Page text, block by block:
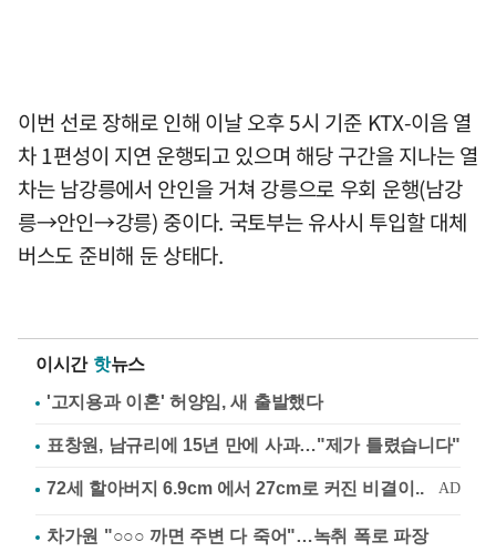
이번 선로 장해로 인해 이날 오후 5시 기준 KTX-이음 열
차 1편성이 지연 운행되고 있으며 해당 구간을 지나는 열
차는 남강릉에서 안인을 거쳐 강릉으로 우회 운행(남강
릉→안인→강릉) 중이다. 국토부는 유사시 투입할 대체
버스도 준비해 둔 상태다.
이시간 핫뉴스
'고지용과 이혼' 허양임, 새 출발했다
표창원, 남규리에 15년 만에 사과…"제가 틀렸습니다"
차가원 "○○○ 까면 주변 다 죽어"…녹취 폭로 파장